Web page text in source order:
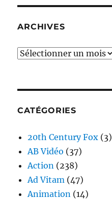
ARCHIVES
Archives
CATÉGORIES
20th Century Fox (3)
AB Vidéo (37)
Action (238)
Ad Vitam (47)
Animation (14)